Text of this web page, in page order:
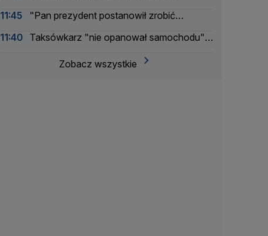
11:45
"Pan prezydent postanowił zrobić
wydarzenia"
11:40
Taksówkarz "nie opanował samochodu",
Zobacz wszystkie